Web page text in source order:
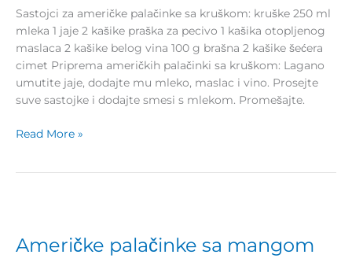
Sastojci za američke palačinke sa kruškom: kruške 250 ml
mleka 1 jaje 2 kašike praška za pecivo 1 kašika otopljenog
maslaca 2 kašike belog vina 100 g brašna 2 kašike šećera
cimet Priprema američkih palačinki sa kruškom: Lagano
umutite jaje, dodajte mu mleko, maslac i vino. Prosejte
suve sastojke i dodajte smesi s mlekom. Promešajte.
Read More »
Američke palačinke sa mangom
sa